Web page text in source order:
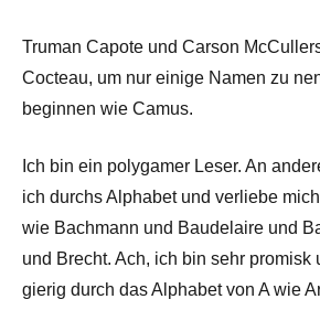
Truman Capote und Carson
Cocteau, um nur einige Namen zu
beginnen wie Camus.
Ich bin ein polygamer Leser. An
ich durchs Alphabet und verliebe
wie Bachmann und Baudelaire und
und Brecht. Ach, ich bin sehr promisk
gierig durch das Alphabet von A wie